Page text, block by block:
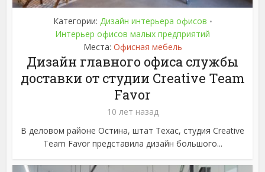
Категории: Дизайн интерьера офисов •
Интерьер офисов малых предприятий
Места: Офисная мебель
Дизайн главного офиса службы
доставки от студии Creative Team
Favor
10 лет назад
В деловом районе Остина, штат Техас, студия Creative
Team Favor представила дизайн большого...